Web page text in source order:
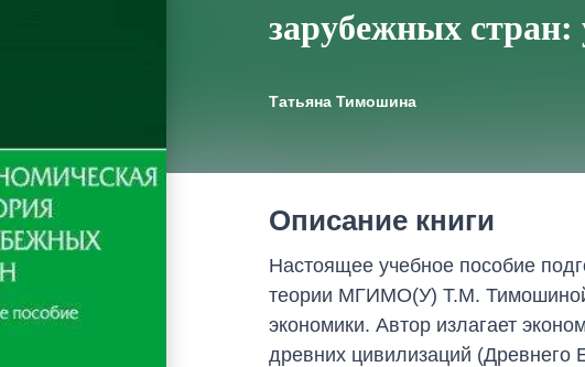
зарубежных стран:
Татьяна Тимошина
Описание книги
Настоящее учебное пособие
теории МГИМО(У) Т.М.
экономики. Автор излагает
древних цивилизаций (Древнего